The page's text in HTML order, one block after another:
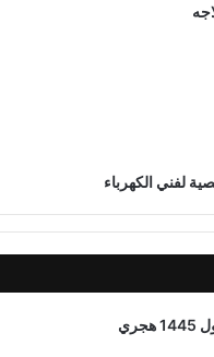
لفني الكهرباء